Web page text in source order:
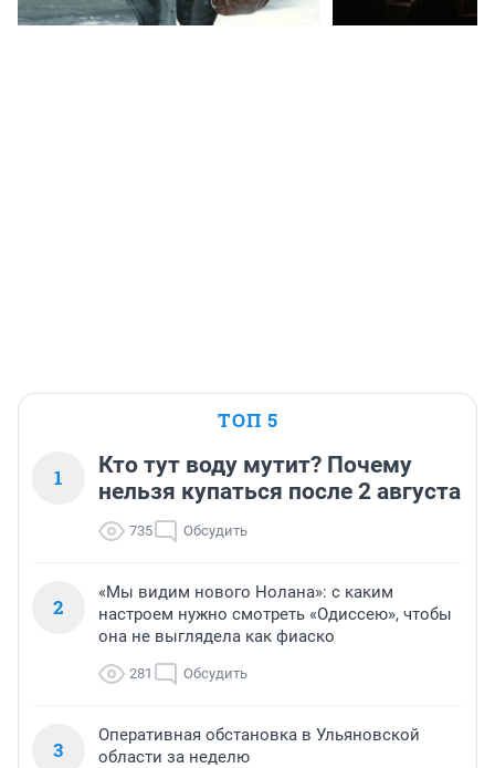
ТОП 5
1
Кто тут воду мутит? Почему
нельзя купаться после 2 августа
735 Обсудить
2
«Мы видим нового Нолана»: с каким
настроем нужно смотреть «Одиссею», чтобы
она не выглядела как фиаско
281 Обсудить
3
Оперативная обстановка в Ульяновской
области за неделю